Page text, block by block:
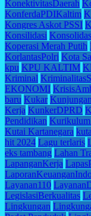
KonektivitasDaerah
KonferdaPDIKaltim
Kongres Askot PSSI
Konsilidasi
Koperasi Merah Putih
KorlantasPolri Kota
kpu KPU KALTIM
Kriminal
EKONOMI
baru Kukar Kunjungan
Kerja KunkerDPRD
Pendidikan Kurikulum
Kutai Kartanegara
hit 2024 Lagu terlaris
eks tambang Lahan
LapanganKerja
Layanan110
LegislasiBerkualitas
Lingkungan